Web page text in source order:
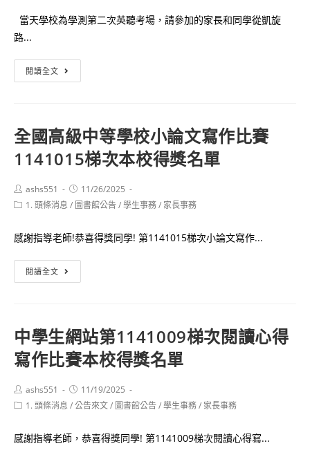
大
演
出
影
徵
選
動」
之
活
法
圖
書
館
當天學校為學測第二次英聽考場，請參加的家長和同學從凱旋
路...
閱讀全文
年
13
日
(六)10:00-
11:30
圖
館
生
留
學
座
(二
公
全國高級中等學校小論文寫作比賽
1141015梯次本校得獎名單
Post
author:
ashs551
Post
published:
11/26/2025
Post1. 頭條消息 / 圖書館公告/學生事務/ 家長事務
感謝指導老師!恭喜得獎同學! 第1141015梯次小論文寫作...
閱讀全文
國
中
等
學
校
小
文
中學生網站第1141009梯次閱讀心得
寫作比賽本校得獎名單
Post
author:
ashs551
Post
published:
11/19/2025
Post1. 頭條消息 /公告來文/ 圖書館公告/學生事務/ 家長事務
感謝指導老師，恭喜得獎同學! 第1141009梯次閱讀心得寫...